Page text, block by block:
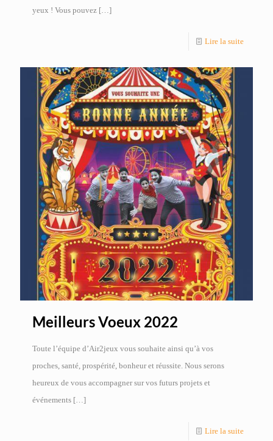
yeux ! Vous pouvez […]
Lire la suite
Meilleurs Voeux 2022
Toute l’équipe d’Air2jeux vous souhaite ainsi qu’à vos
proches, santé, prospérité, bonheur et réussite. Nous serons
heureux de vous accompagner sur vos futurs projets et
événements […]
Lire la suite